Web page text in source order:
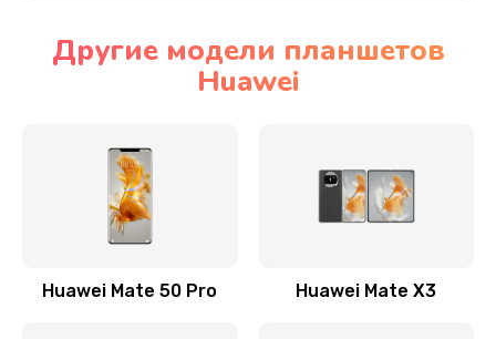
Заказать
Замена микрофона
Заказать
Другие модели планшетов
Huawei
Huawei Mate 50 Pro Huawei Mate X3